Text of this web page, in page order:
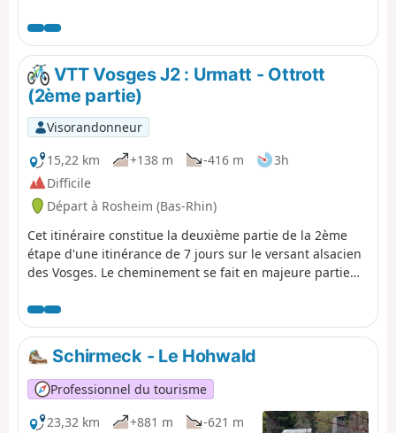
est constitué de plaquettes sur lesquelles figurent un
logo VTT Orange ou Rouge accompagné de la mention
TMV (Traversée du Massif Vosgien). N.B. La première
partie de ce parcours (du départ au point (7)) se fait sur
route goudronnée.
VTT Vosges J2 : Urmatt - Ottrott
(2ème partie)
Visorandonneur
15,22 km
+138 m -416 m
3h
Difficile
Départ à Rosheim (Bas-Rhin)
Cet itinéraire constitue la deuxième partie de la 2ème
étape d'une itinérance de 7 jours sur le versant alsacien
des Vosges. Le cheminement se fait en majeure partie
excellent, est constitué de plaquettes sur lesquelles
figurent un logo VTT Orange ou Rouge accompagné de
la mention TMV (Traversée du Massif Vosgien).
Schirmeck - Le Hohwald
Professionnel du tourisme
23,32 km
+881 m
-621 m